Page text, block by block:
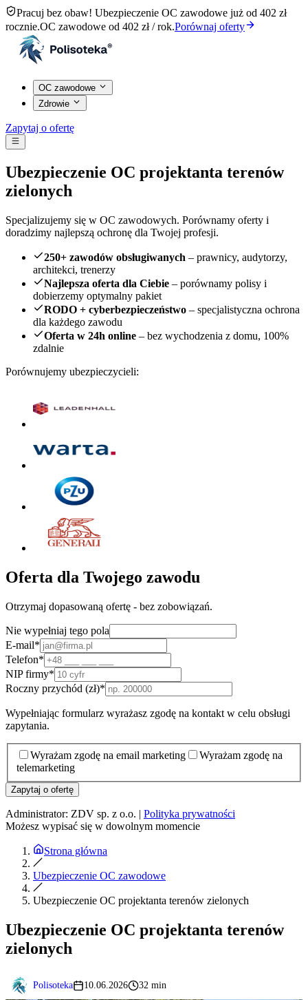
Pracuj bez obaw! Ubezpieczenie OC zawodowe już od 402 zł
rocznie.OC zawodowe od 402 zł / rok.Porównaj oferty
OC zawodowe
Zdrowie
Zapytaj o ofertę
Ubezpieczenie OC projektanta terenów
zielonych
Specjalizujemy się w OC zawodowych. Porównamy oferty i
doradzimy najlepszą ochronę dla Twojej profesji.
250+ zawodów obsługiwanych – prawnicy, audytorzy,
architekci, trenerzy
Najlepsza oferta dla Ciebie – porównamy polisy i
dobierzemy optymalny pakiet
RODO + cyberbezpieczeństwo – specjalistyczna ochrona
dla każdego zawodu
Oferta w 24h online – bez wychodzenia z domu, 100%
zdalnie
Porównujemy ubezpieczycieli:
Oferta dla Twojego zawodu
Otrzymaj dopasowaną ofertę - bez zobowiązań.
Nie wypełniaj tego pola
E-mail*
Telefon*
NIP firmy*
Roczny przychód (zł)*
Wypełniając formularz wyrażasz zgodę na kontakt w celu obsługi
zapytania.
Wyrażam zgodę na email marketing
Wyrażam zgodę na
telemarketing
Zapytaj o ofertę
Administrator: ZDV sp. z o.o. | Polityka prywatności
Możesz wypisać się w dowolnym momencie
Strona główna
Ubezpieczenie OC zawodowe
Ubezpieczenie OC projektanta terenów zielonych
Ubezpieczenie OC projektanta terenów
zielonych
Polisoteka 10.06.2026 32 min